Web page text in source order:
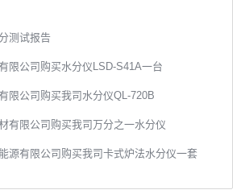
测试报告
限公司购买水分仪LSD-S41A一台
限公司购买我司水分仪QL-720B
有限公司购买我司万分之一水分仪
源有限公司购买我司卡式炉法水分仪一套